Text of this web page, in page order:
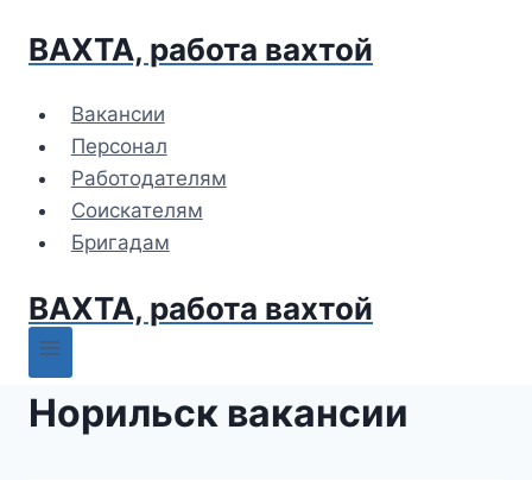
ВАХТА, работа вахтой
Вакансии
Персонал
Работодателям
Соискателям
Бригадам
ВАХТА, работа вахтой
Норильск вакансии